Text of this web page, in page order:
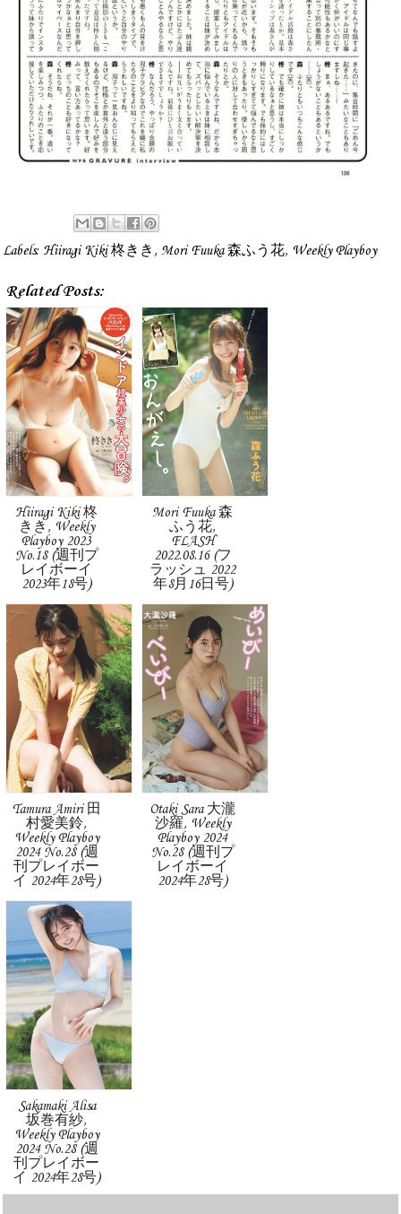
Labels: Hiiragi Kiki 柊きき , Mori Fuuka 森ふう花, Weekly Playboy
Related Posts:
Hiiragi Kiki 柊
きき, Weekly
Playboy 2023
No.18 (週刊プ
レイボーイ
2023年18号)
Mori Fuuka 森
ふう花,
FLASH
2022.08.16 (フ
ラッシュ 2022
年8月16日号)
Tamura Amiri 田
村愛美鈴,
Weekly Playboy
2024 No.28 (週
刊プレイボー
イ 2024年28号)
Otaki Sara 大瀧
沙羅, Weekly
Playboy 2024
No.28 (週刊プ
レイボーイ
2024年28号)
Sakamaki Alisa
坂巻有紗,
Weekly Playboy
2024 No.28 (週
刊プレイボー
イ 2024年28号)